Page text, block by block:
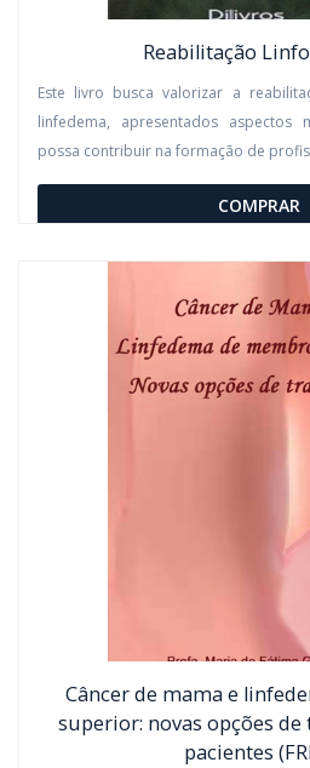
Reabilitação
Este livro busca valorizar a
linfedema, apresentados aspectos
possa contribuir na formação de
COMPRAR
Câncer de mama e
superior: novas opções
pacientes